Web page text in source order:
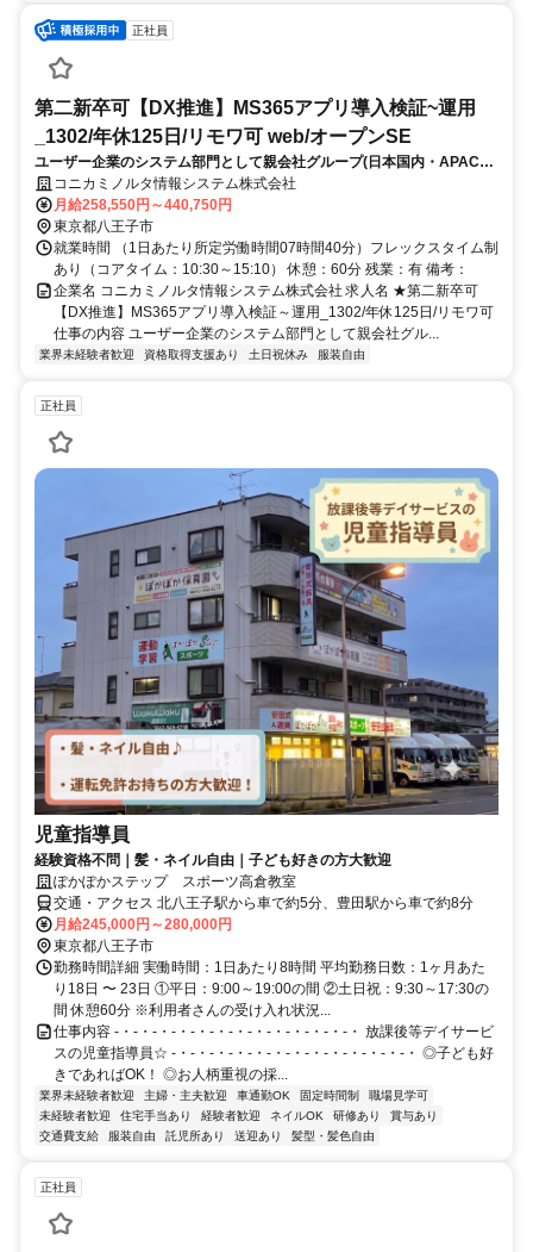
正社員
第二新卒可【DX推進】MS365アプリ導入検証~運用
_1302/年休125日/リモワ可 web/オープンSE
ユーザー企業のシステム部門として親会社グループ(日本国内・APAC・
一部US)で利用するMicrosoft365アプリケーションの利活用立案/推進、
運用/管理を行っています。ITツール利活用推進ができる人材を募集しま
す。
コニカミノルタ情報システム株式会社
月給258,550円～440,750円
東京都八王子市
就業時間 （1日あたり所定労働時間07時間40分）フレックスタイム制
あり（コアタイム：10:30～15:10） 休憩：60分 残業：有 備考：
企業名 コニカミノルタ情報システム株式会社 求人名 ★第二新卒可
【DX推進】MS365アプリ導入検証～運用_1302/年休125日/リモワ可
仕事の内容 ユーザー企業のシステム部門として親会社グル...
業界未経験者歓迎 資格取得支援あり 土日祝休み 服装自由
正社員
児童指導員
経験資格不問｜髪・ネイル自由｜子ども好きの方大歓迎
ぽかぽかステップ スポーツ高倉教室
交通・アクセス 北八王子駅から車で約5分、豊田駅から車で約8分
月給245,000円～280,000円
東京都八王子市
勤務時間詳細 実働時間：1日あたり8時間 平均勤務日数：1ヶ月あた
り18日 〜 23日 ①平日：9:00～19:00の間 ②土日祝：9:30～17:30の
間 休憩60分 ※利用者さんの受け入れ状況...
仕事内容 -・-・-・-・-・-・-・-・-・-・-・-・-・ 放課後等デイサービ
スの児童指導員☆ -・-・-・-・-・-・-・-・-・-・-・-・-・ ◎子ども好
きであればOK！ ◎お人柄重視の採...
業界未経験者歓迎 主婦・主夫歓迎 車通勤OK 固定時間制
職場見学可
未経験者歓迎
住宅手当あり 経験者歓迎 ネイルOK 研修あり
賞与あり
交通費支給
服装自由 託児所あり 送迎あり 髪型・髪色自由
正社員